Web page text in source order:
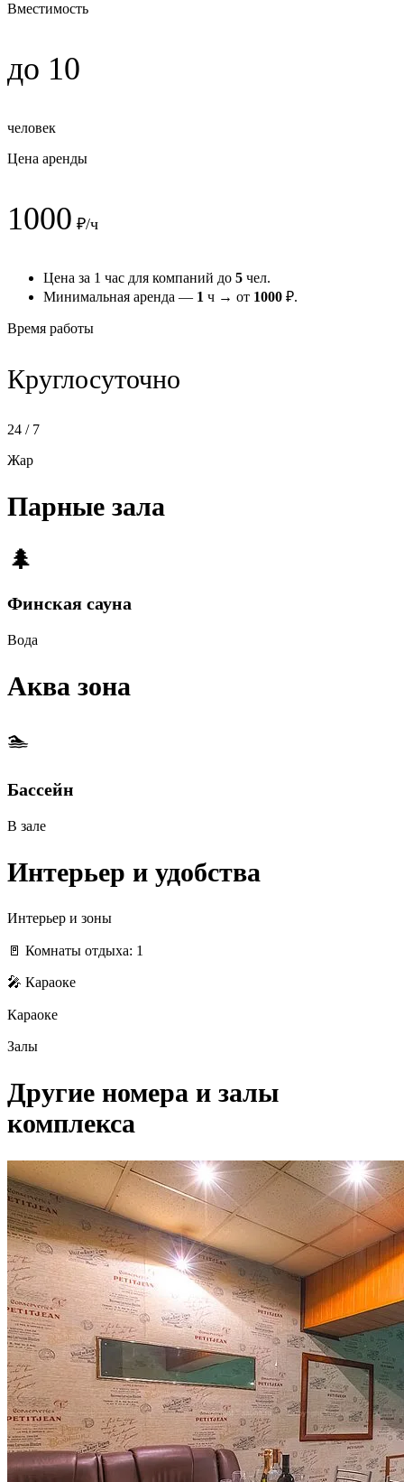
Вместимость
до 10
человек
Цена аренды
1000 ₽/ч
Цена за 1 час для компаний до 5 чел.
Минимальная аренда — 1 ч → от 1000 ₽.
Время работы
Круглосуточно
24 / 7
Жар
Парные зала
🌲
Финская сауна
Вода
Аква зона
🏊
Бассейн
В зале
Интерьер и удобства
Интерьер и зоны
🚪 Комнаты отдыха: 1
🎤 Караоке
Караоке
Залы
Другие номера и залы
комплекса